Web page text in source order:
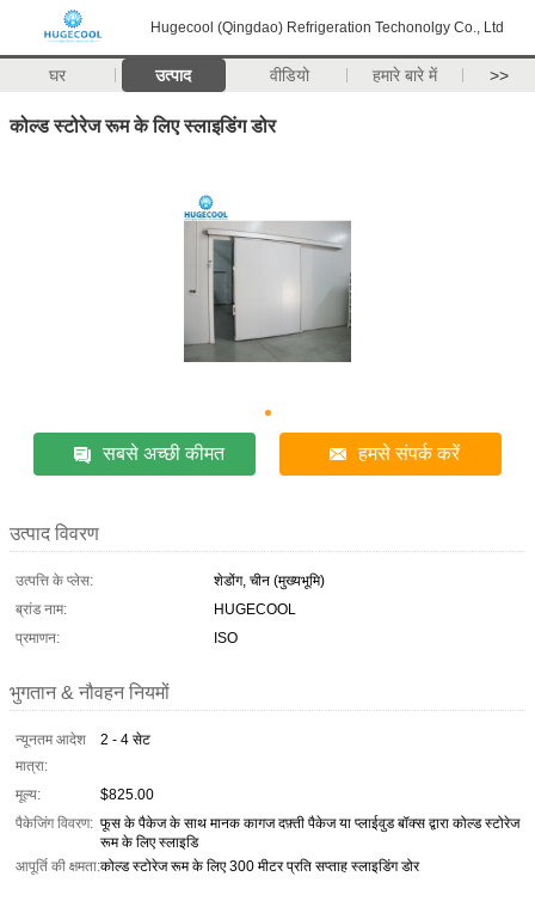
Hugecool (Qingdao) Refrigeration Techonolgy Co., Ltd
घर उत्पाद वीडियो हमारे बारे में >>
कोल्ड स्टोरेज रूम के लिए स्लाइडिंग डोर
सबसे अच्छी कीमत हमसे संपर्क करें
उत्पाद विवरण
उत्पत्ति के प्लेस:
शेडोंग, चीन (मुख्यभूमि)
ब्रांड नाम:
HUGECOOL
प्रमाणन:
ISO
भुगतान & नौवहन नियमों
न्यूनतम आदेश
मात्रा:
2 - 4 सेट
मूल्य:
$825.00
पैकेजिंग विवरण: फूस के पैकेज के साथ मानक कागज दफ़्ती पैकेज या प्लाईवुड बॉक्स द्वारा कोल्ड स्टोरेज
रूम के लिए स्लाइडि
आपूर्ति की क्षमता:कोल्ड स्टोरेज रूम के लिए 300 मीटर प्रति सप्ताह स्लाइडिंग डोर